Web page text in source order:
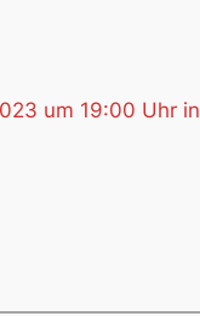
um 19:00 Uhr in